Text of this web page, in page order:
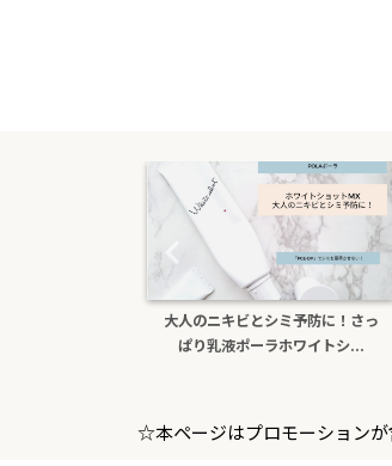
大人のニキビとシミ予防に！さっ
ぱり乳液ポーラホワイトシ...
polaホワ
RXS
☆本ページはプロモーション